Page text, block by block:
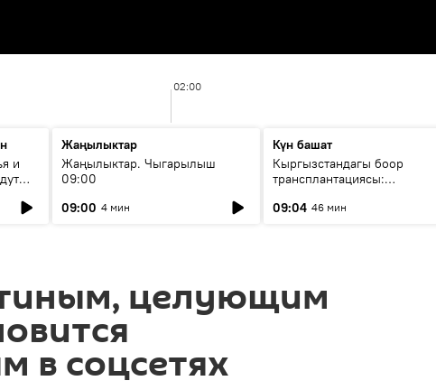
02:00
и
Жаңылыктар
Жаңылыктар. Чыгарылыш
09:00
09:00 4 мин
Күн башат
Кыргызстандагы боор
трансплантациясы:
келечеги
09:04 46 мин
целующим
в соцсетях